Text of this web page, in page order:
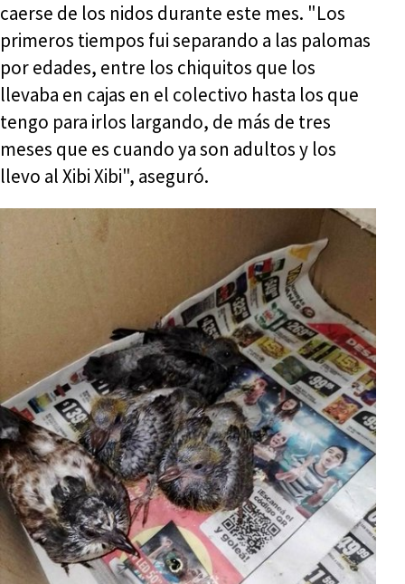
caerse de los nidos durante este mes. "Los
primeros tiempos fui separando a las palomas
por edades, entre los chiquitos que los
llevaba en cajas en el colectivo hasta los que
tengo para irlos largando, de más de tres
meses que es cuando ya son adultos y los
llevo al Xibi Xibi", aseguró.